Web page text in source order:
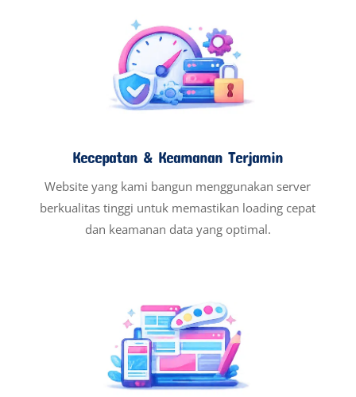
Kecepatan & Keamanan Terjamin
Website yang kami bangun menggunakan server
berkualitas tinggi untuk memastikan loading cepat
dan keamanan data yang optimal.